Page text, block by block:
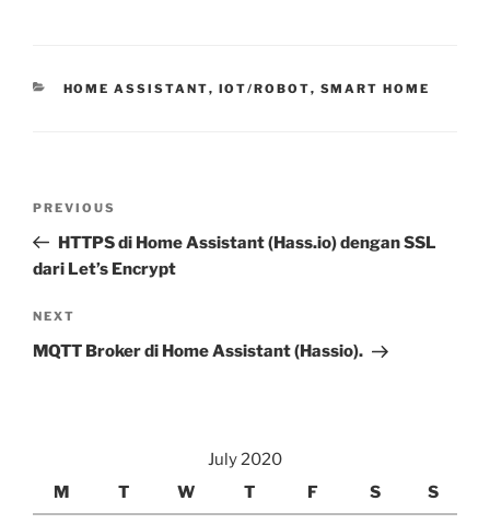
CATEGORIES
HOME ASSISTANT, IOT/ROBOT, SMART HOME
Previous
Post
PREVIOUS
HTTPS di Home Assistant (Hass.io) dengan SSL
dari Let’s Encrypt
Next
Post
NEXT
MQTT Broker di Home Assistant (Hassio).
July 2020
M
T W T F S S